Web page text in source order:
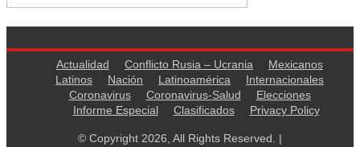
Actualidad Conflicto Rusia – Ucrania
Mexicanos
Latinos
Nación Latinoamérica
Internacionales
Coronavirus
Coronavirus-Salud
Elecciones
Informe Especial
Clasificados Privacy Policy
© Copyright 2026, All Rights Reserved. |